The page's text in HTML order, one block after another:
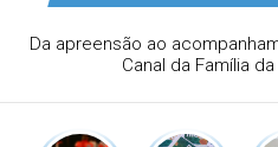
Bolão de Fortaleza leva
Mega-